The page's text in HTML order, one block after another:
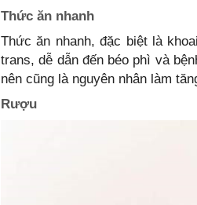
Thức ăn nhanh
Thức ăn nhanh, đặc biệt là
trans, dễ dẫn đến béo phì và
nên cũng là nguyên nhân làm
Rượu